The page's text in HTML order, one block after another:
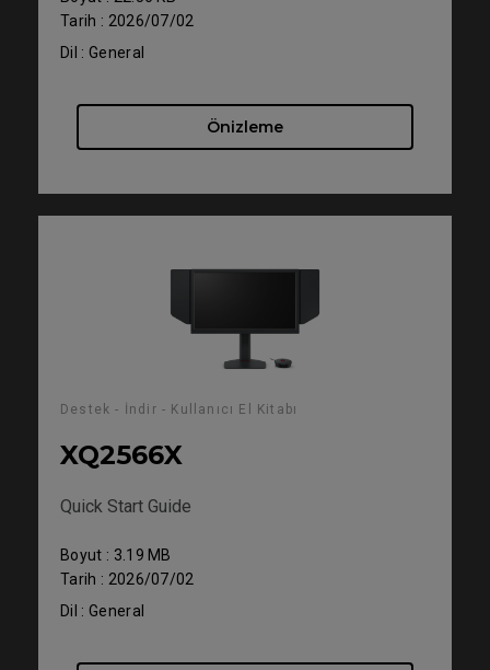
Tarih : 2026/07/02
Dil : General
Önizleme
Destek - İndir - Kullanıcı El Kitabı
XQ2566X
Quick Start Guide
Boyut : 3.19 MB
Tarih : 2026/07/02
Dil : General